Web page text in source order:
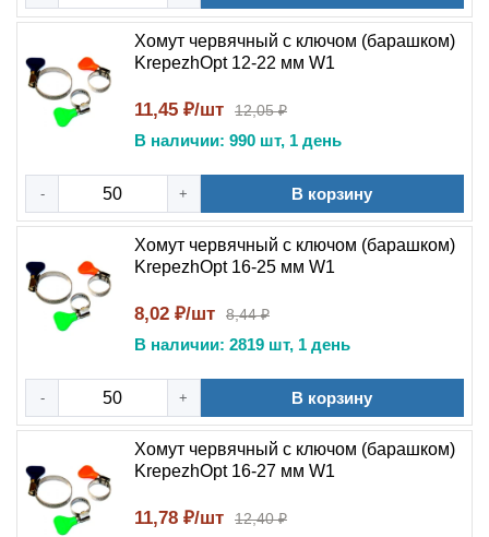
Хомут червячный с ключом (барашком)
KrepezhOpt 12-22 мм W1
11,45 ₽/шт 12,05 ₽
В наличии: 990 шт, 1 день
- + В корзину
Хомут червячный с ключом (барашком)
KrepezhOpt 16-25 мм W1
8,02 ₽/шт 8,44 ₽
В наличии: 2819 шт, 1 день
- + В корзину
Хомут червячный с ключом (барашком)
KrepezhOpt 16-27 мм W1
11,78 ₽/шт 12,40 ₽